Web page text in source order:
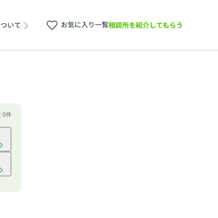
いて お気に入り一覧相談所を紹介してもらう
0件